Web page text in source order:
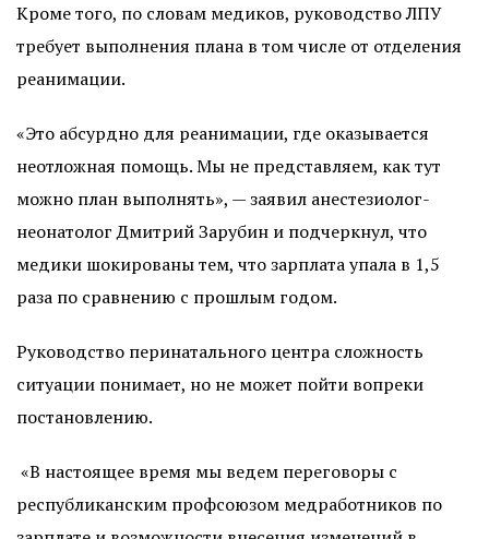
Кроме того, по словам медиков, руководство ЛПУ
требует выполнения плана в том числе от отделения
реанимации.
«Это абсурдно для реанимации, где оказывается
неотложная помощь. Мы не представляем, как тут
можно план выполнять», — заявил анестезиолог-
неонатолог Дмитрий Зарубин и подчеркнул, что
медики шокированы тем, что зарплата упала в 1,5
раза по сравнению с прошлым годом.
Руководство перинатального центра сложность
ситуации понимает, но не может пойти вопреки
постановлению.
«В настоящее время мы ведем переговоры с
республиканским профсоюзом медработников по